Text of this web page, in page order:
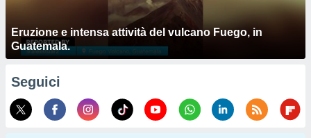
Eruzione e intensa attività del vulcano Fuego, in
Guatemala.
Seguici